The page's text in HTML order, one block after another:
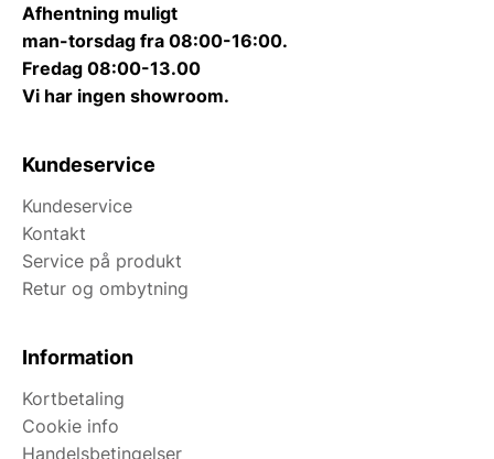
Afhentning muligt
man-torsdag fra 08:00-16:00.
Fredag 08:00-13.00
Vi har ingen showroom.
Kundeservice
Kundeservice
Kontakt
Service på produkt
Retur og ombytning
Information
Kortbetaling
Cookie info
Handelsbetingelser